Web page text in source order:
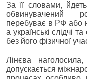
За її словами,
обвинувачений
перебуває в РФ або
а українські слідчі
без його фізичної
Лінєва
допускається